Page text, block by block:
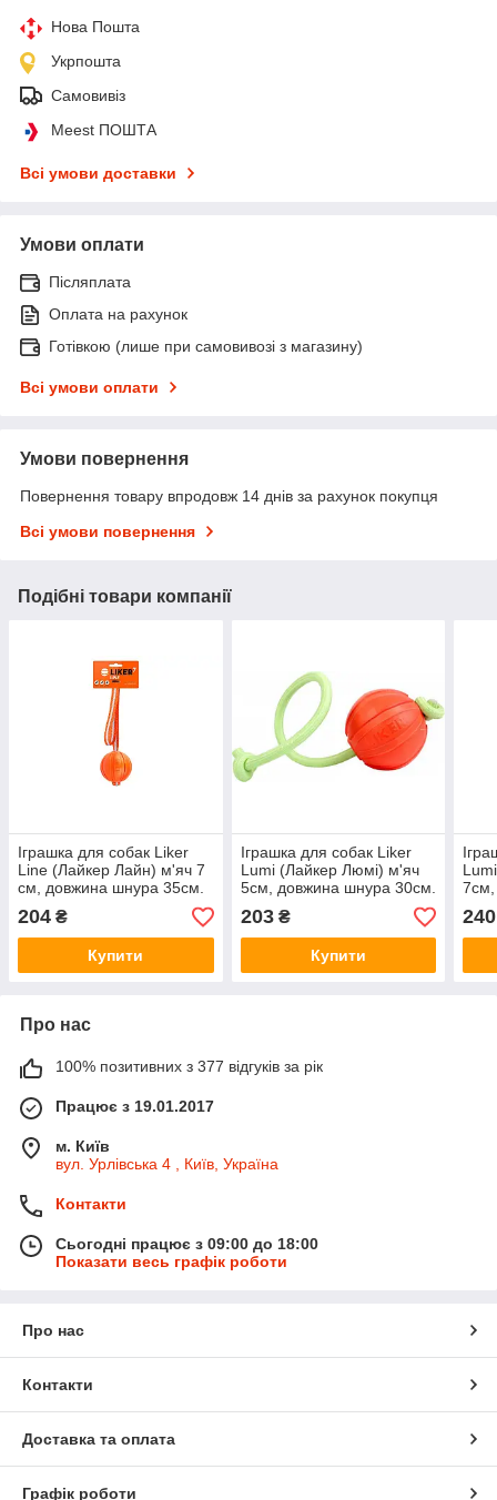
Нова Пошта
Укрпошта
Самовивіз
Meest ПОШТА
Всі умови доставки
Умови оплати
Післяплата
Оплата на рахунок
Готівкою (лише при самовивозі з магазину)
Всі умови оплати
Умови повернення
Повернення товару впродовж 14 днів за рахунок покупця
Всі умови повернення
Подібні товари компанії
Іграшка для собак Liker
Line (Лайкер Лайн) м'яч 7
см, довжина шнура 35см.
204 ₴
Купити
Іграшка для собак Liker
Lumi (Лайкер Люмі) м'яч
5см, довжина шнура 30см.
203₴
Купити
240
Про нас
100% позитивних з 377 відгуків за рік
Працює з 19.01.2017
м. Київ
вул. Урлівська 4 , Київ, Україна
Контакти
Сьогодні працює з 09:00 до 18:00
Показати весь графік роботи
Про нас
Контакти
Доставка та оплата
Графік роботи